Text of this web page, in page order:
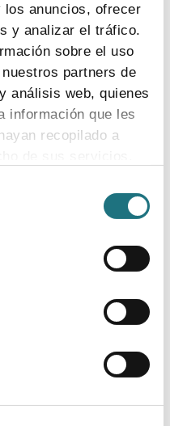
los anuncios, ofrecer
y analizar el tráfico.
sobre el uso
partners de
análisis web, quienes
información que les
recopilado a
acceder a nuestra
industria